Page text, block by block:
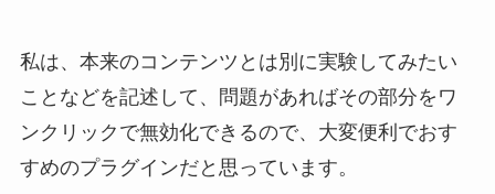
私は、本来のコンテンツとは別に実験してみたい
ことなどを記述して、問題があればその部分をワ
ンクリックで無効化できるので、大変便利でおす
すめのプラグインだと思っています。